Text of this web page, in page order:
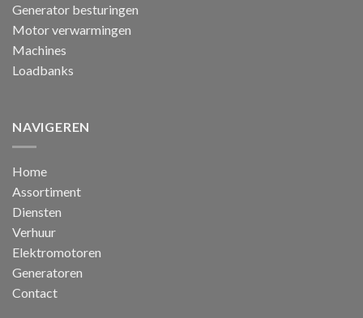
Generator besturingen
Motor verwarmingen
Machines
Loadbanks
NAVIGEREN
Home
Assortiment
Diensten
Verhuur
Elektromotoren
Generatoren
Contact